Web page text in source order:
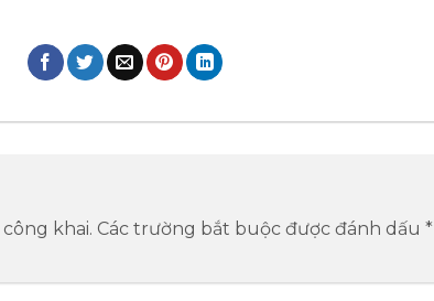
khai. Các trường bắt buộc được đánh dấu *